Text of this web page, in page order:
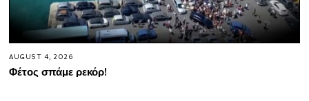
AUGUST 4, 2026
Φέτος σπάμε ρεκόρ!